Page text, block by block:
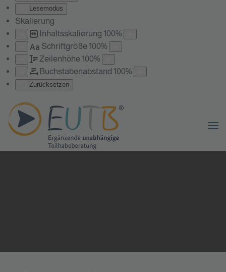
Lesemodus
Skalierung
Inhaltsskalierung 100%
Aa Schriftgröße 100%
Zeilenhöhe 100%
Buchstabenabstand 100%
Zurücksetzen